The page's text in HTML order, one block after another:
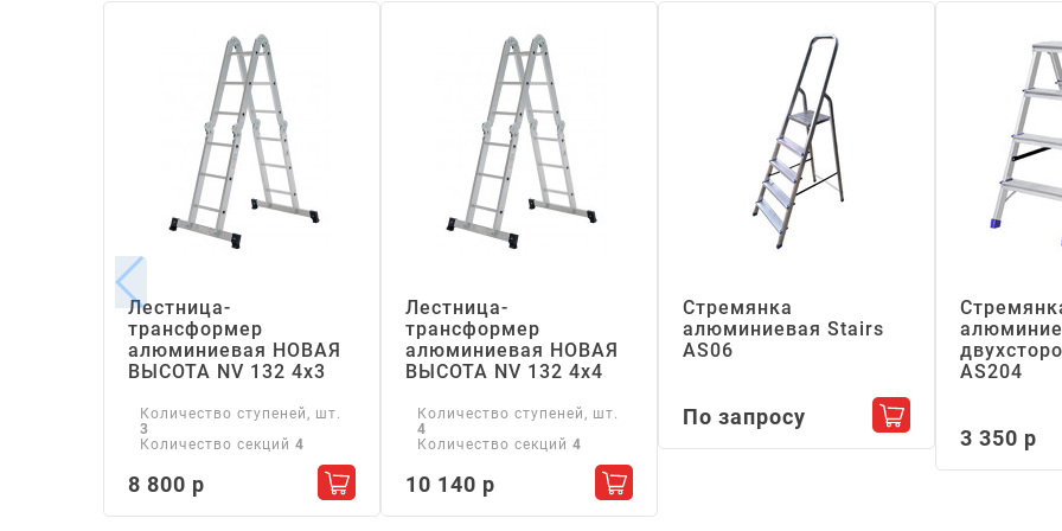
Лестница-
трансформер
алюминиевая НОВАЯ
ВЫСОТА NV 132 4х3
Количество ступеней, шт.
3
Количество секций 4
8 800 р Добавить в корзину
Лестница-
трансформер
алюминиевая НОВАЯ
ВЫСОТА NV 132 4х4
Количество ступеней, шт.
4
Количество секций 4
10 140 р Добавить в корзину
Стремянка
алюминиевая Stairs
АS06
По запросу Добавить в корзину
АS204
3 350 р